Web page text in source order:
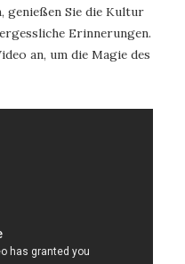
genießen Sie die Kultur
Erinnerungen.
an, um die Magie des